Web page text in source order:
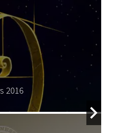
Mi
28 septembre 2016